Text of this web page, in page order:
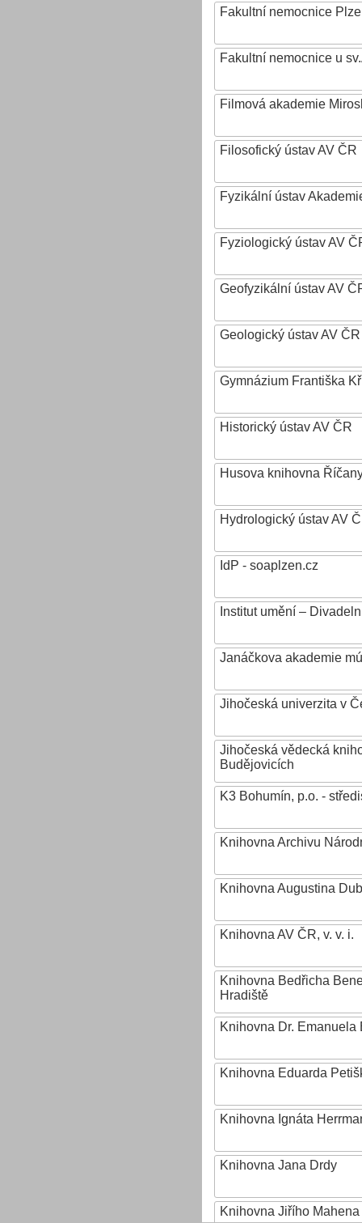
Fakultní nemocnice
Fakultní nemocnice u
Filmová akademie
Filosofický ústav AV ČR
Fyzikální ústav
Fyziologický ústav AV
Geofyzikální ústav AV
Geologický ústav AV ČR
Gymnázium Františka
Historický ústav AV ČR
Husova knihovna
Hydrologický ústav AV
IdP - soaplzen.cz
Institut umění –
Janáčkova akademie
Jihočeská univerzita v
Jihočeská vědecká
Budějovicích
K3 Bohumín, p.o. -
Knihovna Archivu
Knihovna Augustina
Knihovna AV ČR, v. v. i.
Knihovna Bedřicha
Hradiště
Knihovna Dr. Emanuela
Knihovna Eduarda
Knihovna Ignáta
Knihovna Jana Drdy
Knihovna Jiřího